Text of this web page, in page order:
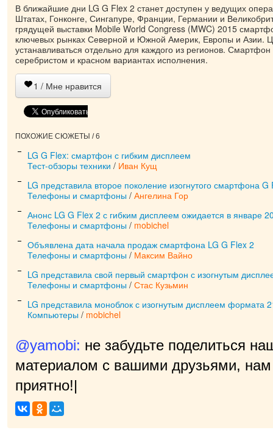
В ближайшие дни LG G Flex 2 станет доступен у ведущих
Штатах, Гонконге, Сингапуре, Франции, Германии и
грядущей выставки Mobile World Congress (MWC) 2015
ключевых рынках Северной и Южной Америк, Европы и Азии.
устанавливаться отдельно для каждого из регионов. Смартфон
серебристом и красном вариантах исполнения.
1 / Мне нравится
ПОХОЖИЕ СЮЖЕТЫ / 6
LG G Flex: смартфон с гибким дисплеем
Тест-обзоры техники / Иван Кущ
LG представила второе поколение изогнутого смартфона G
Телефоны и смартфоны / Ангелина Гор
Анонс LG G Flex 2 с гибким дисплеем ожидается в январе
Телефоны и смартфоны / mobichel
Объявлена дата начала продаж смартфона LG G Flex 2
Телефоны и смартфоны / Максим Вайно
LG представила свой первый смартфон с изогнутым
Телефоны и смартфоны / Стас Кузьмин
LG представила моноблок с изогнутым дисплеем формата
Компьютеры / mobichel
@yamobi: не забудьте поделиться
материалом с вашими друзьями, нам
приятно!|